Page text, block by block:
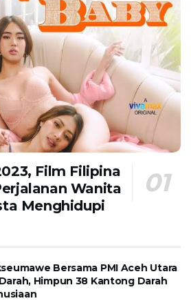
Film Filipina
Wanita
Menghidupi
Bersama PMI Aceh Utara
Himpun 38 Kantong Darah